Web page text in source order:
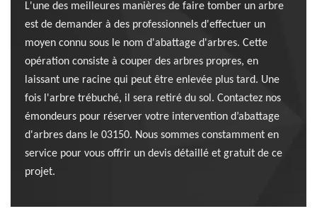
L'une des meilleures manières de faire tomber un arbre
est de demander à des professionnels d'effectuer un
moyen connu sous le nom d'abattage d'arbres. Cette
opération consiste à couper des arbres propres, en
laissant une racine qui peut être enlevée plus tard. Une
fois l'arbre trébuché, il sera retiré du sol. Contactez nos
émondeurs pour réserver votre intervention d’abattage
d'arbres dans le 03150. Nous sommes constamment en
service pour vous offrir un devis détaillé et gratuit de ce
projet.